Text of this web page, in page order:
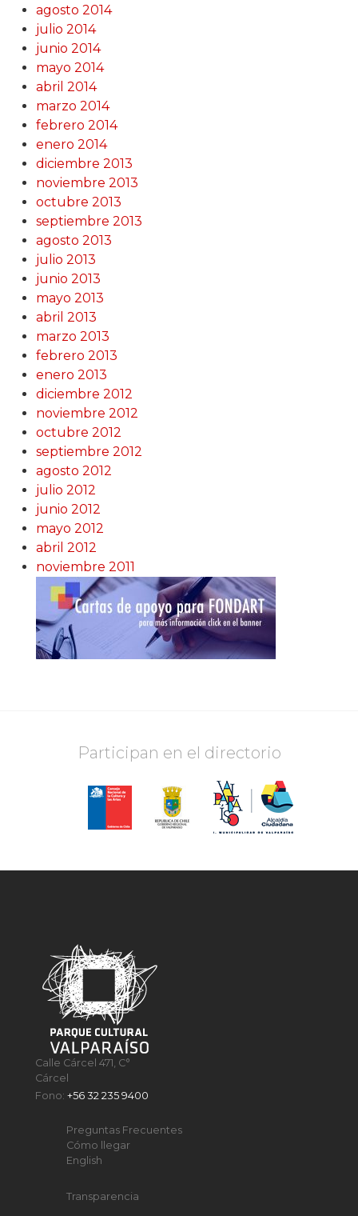
agosto 2014
julio 2014
junio 2014
mayo 2014
abril 2014
marzo 2014
febrero 2014
enero 2014
diciembre 2013
noviembre 2013
octubre 2013
septiembre 2013
agosto 2013
julio 2013
junio 2013
mayo 2013
abril 2013
marzo 2013
febrero 2013
enero 2013
diciembre 2012
noviembre 2012
octubre 2012
septiembre 2012
agosto 2012
julio 2012
junio 2012
mayo 2012
abril 2012
noviembre 2011
Participan en el directorio
Calle Cárcel 471, C°
Cárcel
Fono:+56 32 235 9400
Preguntas Frecuentes
Cómo llegar
English
Transparencia